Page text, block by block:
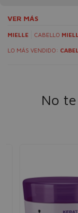
VER MÁS
MIELLE CABELLO
LO MÁS VENDIDO:
No